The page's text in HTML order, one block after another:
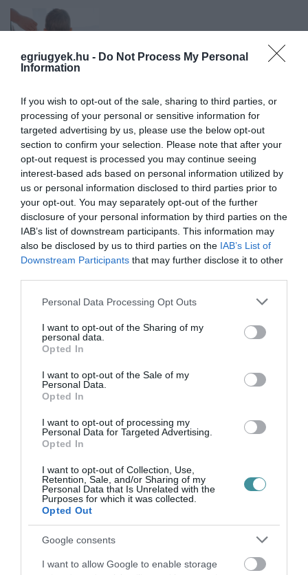
egriugyek.hu - Do Not Process My Personal
Information
If you wish to opt-out of the sale, sharing to third parties, or
processing of your personal or sensitive information for
targeted advertising by us, please use the below opt-out
section to confirm your selection. Please note that after your
opt-out request is processed you may continue seeing
interest-based ads based on personal information utilized by
us or personal information disclosed to third parties prior to
your opt-out. You may separately opt-out of the further
disclosure of your personal information by third parties on the
IAB’s list of downstream participants. This information may
also be disclosed by us to third parties on the IAB’s List of
Downstream Participants that may further disclose it to other
Please note that this website/app uses one or more Google
not limited to your visit or usage behaviour. You may click to
grant or deny consent to Google and its third-party tags to
use your data for below specified purposes in below Google
consent section.
Personal Data Processing Opt Outs
I want to opt-out of the Sharing of my
personal data.
Opted In
I want to opt-out of the Sale of my
Personal Data.
Opted In
I want to opt-out of processing my
Personal Data for Targeted Advertising.
Opted In
I want to opt-out of Collection, Use,
Retention, Sale, and/or Sharing of my
Personal Data that Is Unrelated with the
Purposes for which it was collected.
Opted Out
Google consents
I want to allow Google to enable storage
FELADAT JÖHET AZ ALSÓ ...
2026. augusztus 08|Mindenki ügye
ELNÖKNEK A TISZA
2026. augusztus 08|Mindenki ügye
ÚJ MAGYAR KÜLÜGYI STRATÉGIA KÉSZÜL,
TELJES SZAKÍTÁS JÖN A...
2026. augusztus 08| Mindenki ügye
AMIKÉRT ÉRDEMES MEGNÉZNI
TÖBB MINT EGY HÓNAP IS LEHET, MIRE
DIGITÁLIS TANULÁS ELŐNYEI
2026. augusztus 07|Promóció
ÚJRAINDULNAK A KORÁBBAN
LEÁLLÍTOTT SZOLGÁLTATÁSOK AZ EGRI...
2026. augusztus 07|Eger ügye